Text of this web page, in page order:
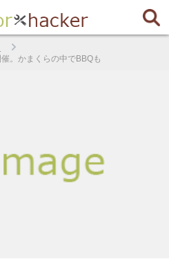
。かまくらの中でBBQも